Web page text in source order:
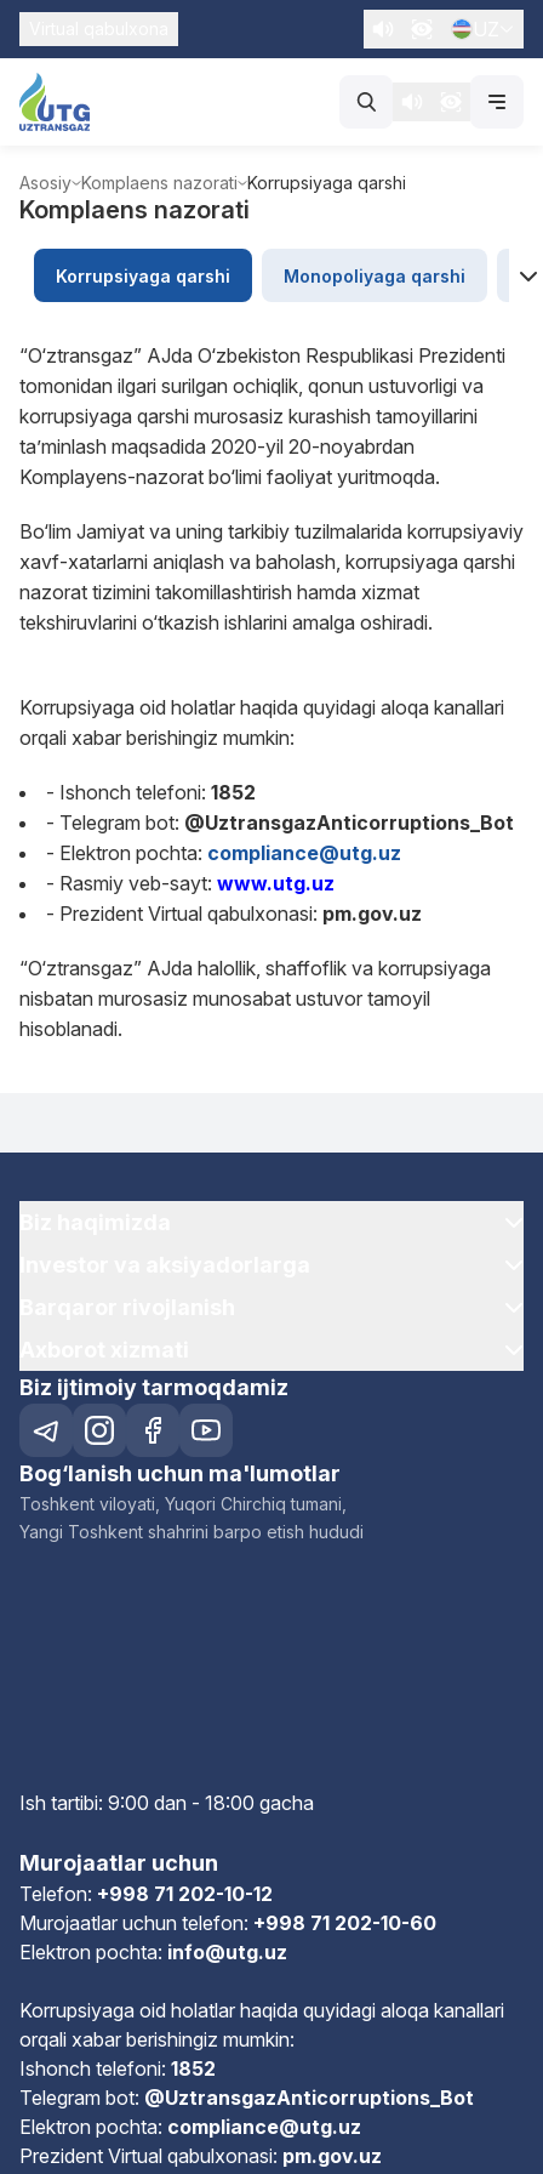
Asosiy Komplaens nazorati Korrupsiyaga qarshi
Komplaens nazorati
Korrupsiyaga qarshi Monopoliyaga qarshi
“O‘ztransgaz” AJda O‘zbekiston Respublikasi Prezidenti
tomonidan ilgari surilgan ochiqlik, qonun ustuvorligi va
korrupsiyaga qarshi murosasiz kurashish tamoyillarini
ta’minlash maqsadida 2020-yil 20-noyabrdan
Komplayens-nazorat bo‘limi faoliyat yuritmoqda.
Bo‘lim Jamiyat va uning tarkibiy tuzilmalarida korrupsiyaviy
xavf-xatarlarni aniqlash va baholash, korrupsiyaga qarshi
nazorat tizimini takomillashtirish hamda xizmat
tekshiruvlarini o‘tkazish ishlarini amalga oshiradi.
Korrupsiyaga oid holatlar haqida quyidagi aloqa kanallari
orqali xabar berishingiz mumkin:
- Ishonch telefoni: 1852
- Telegram bot: @UztransgazAnticorruptions_Bot
- Elektron pochta: compliance@utg.uz
- Rasmiy veb-sayt: www.utg.uz
- Prezident Virtual qabulxonasi: pm.gov.uz
“O‘ztransgaz” AJda halollik, shaffoflik va korrupsiyaga
nisbatan murosasiz munosabat ustuvor tamoyil
hisoblanadi.
Biz ijtimoiy tarmoqdamiz
Bog‘lanish uchun ma'lumotlar
Toshkent viloyati, Yuqori Chirchiq tumani,
Yangi Toshkent shahrini barpo etish hududi
Ish tartibi: 9:00 dan - 18:00 gacha
Murojaatlar uchun
Telefon: +998 71 202-10-12
Murojaatlar uchun telefon: +998 71 202-10-60
Elektron pochta: info@utg.uz
Korrupsiyaga oid holatlar haqida quyidagi aloqa kanallari
orqali xabar berishingiz mumkin:
Ishonch telefoni: 1852
Telegram bot: @UztransgazAnticorruptions_Bot
Elektron pochta: compliance@utg.uz
Prezident Virtual qabulxonasi: pm.gov.uz